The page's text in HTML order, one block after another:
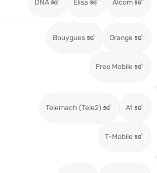
DNA Elisa Ålcom
Bouygues Orange
Free Mobile
Telemach (Tele2) A1
T-Mobile